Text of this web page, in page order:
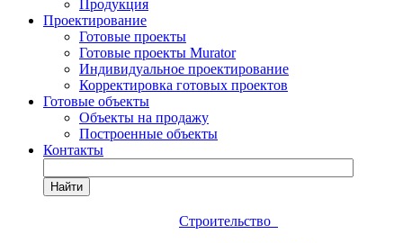
Продукция
Проектирование
Готовые проекты
Готовые проекты Murator
Индивидуальное проектирование
Корректировка готовых проектов
Готовые объекты
Объекты на продажу
Построенные объекты
Контакты
Найти
Строительство